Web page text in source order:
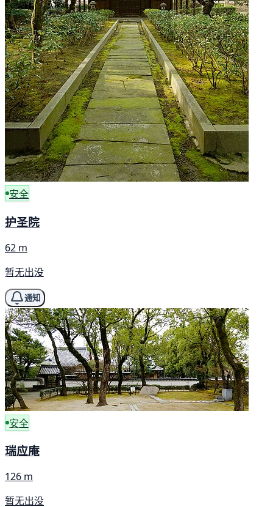
安全
护圣院
62 m
暂无出没
通知
安全
瑞应庵
126 m
暂无出没